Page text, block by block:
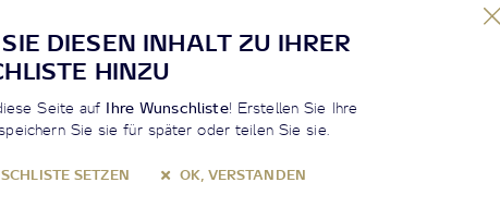
DIESEN INHALT ZU IHRER
HINZU
Seite auf Ihre Wunschliste! Erstellen Sie Ihre
Sie sie für später oder teilen Sie sie.
SETZEN OK, VERSTANDEN